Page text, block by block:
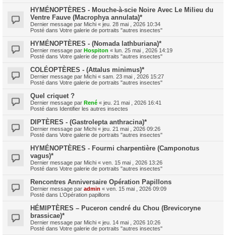
HYMÉNOPTÈRES - Mouche-à-scie Noire Avec Le Milieu du
Ventre Fauve (Macrophya annulata)*
Dernier message par Michi « jeu. 28 mai , 2026 10:34
Posté dans Votre galerie de portraits "autres insectes"
HYMÉNOPTÈRES - (Nomada lathburiana)*
Dernier message par Hospiton « lun. 25 mai , 2026 14:19
Posté dans Votre galerie de portraits "autres insectes"
COLÉOPTÈRES - (Attalus minimus)*
Dernier message par Michi « sam. 23 mai , 2026 15:27
Posté dans Votre galerie de portraits "autres insectes"
Quel criquet ?
Dernier message par René « jeu. 21 mai , 2026 16:41
Posté dans Identifier les autres insectes
DIPTÈRES - (Gastrolepta anthracina)*
Dernier message par Michi « jeu. 21 mai , 2026 09:26
Posté dans Votre galerie de portraits "autres insectes"
HYMÉNOPTÈRES - Fourmi charpentière (Camponotus
vagus)*
Dernier message par Michi « ven. 15 mai , 2026 13:26
Posté dans Votre galerie de portraits "autres insectes"
Rencontres Anniversaire Opération Papillons
Dernier message par admin « ven. 15 mai , 2026 09:09
Posté dans L’Opération papillons
HÉMIPTÈRES – Puceron cendré du Chou (Brevicoryne
brassicae)*
Dernier message par Michi « jeu. 14 mai , 2026 10:26
Posté dans Votre galerie de portraits "autres insectes"